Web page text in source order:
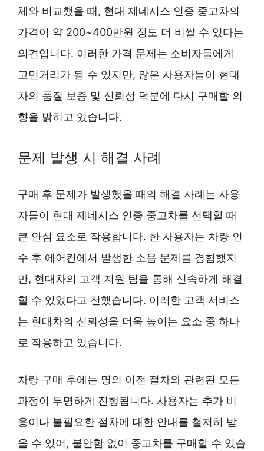
체와 비교했을 때, 현대 제네시스 인증 중고차의
가격이 약 200~400만원 정도 더 비쌀 수 있다는
의견입니다. 이러한 가격 문제는 소비자들에게
고민거리가 될 수 있지만, 많은 사용자들이 현대
차의 품질 보증 및 신뢰성 덕분에 다시 구매할 의
향을 밝히고 있습니다.
문제 발생 시 해결 사례
구매 후 문제가 발생했을 때의 해결 사례는 사용
자들이 현대 제네시스 인증 중고차를 선택할 때
큰 안심 요소로 작용합니다. 한 사용자는 차량 인
수 후 에어컨에서 발생한 소음 문제를 경험했지
만, 현대차의 고객 지원 팀을 통해 신속하게 해결
할 수 있었다고 전했습니다. 이러한 고객 서비스
는 현대차의 신뢰성을 더욱 높이는 요소 중 하나
로 작용하고 있습니다.
차량 구매 후에는 명의 이전 절차와 관련된 모든
과정이 투명하게 진행됩니다. 사용자는 추가 비
용이나 불필요한 절차에 대한 안내를 철저히 받
을 수 있어, 불안함 없이 중고차를 구매할 수 있습